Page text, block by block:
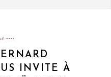
INVITE À